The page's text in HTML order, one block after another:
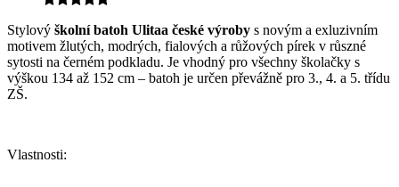
Stylový školní batoh Ulitaa české výroby s novým a exluzivním
motivem žlutých, modrých, fialových a růžových pírek v růszné
sytosti na černém podkladu. Je vhodný pro všechny školačky s
výškou 134 až 152 cm – batoh je určen převážně pro 3., 4. a 5. třídu
ZŠ.
Vlastnosti: